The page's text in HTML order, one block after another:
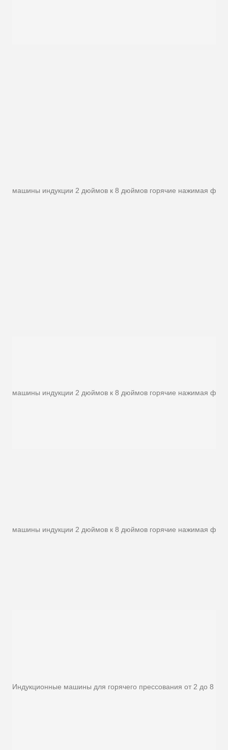
машины индукции 2 дюймов к 8 дюймов горячие нажимая
машины индукции 2 дюймов к 8 дюймов горячие нажимая
машины индукции 2 дюймов к 8 дюймов горячие нажимая
Индукционные машины для горячего прессования от 2 до 8